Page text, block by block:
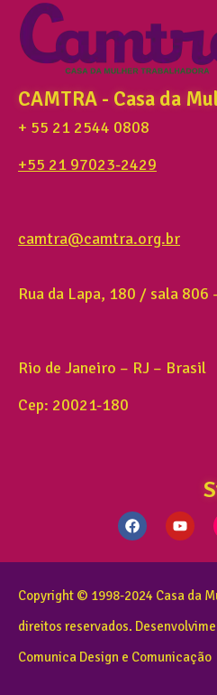
CAMTRA - Casa da
+ 55 21 2544 0808
+55 21 97023-2429
camtra@camtra.org.br
Rua da Lapa, 180 / sala 806
Rio de Janeiro – RJ – Brasil
Cep: 20021-180
Copyright © 1998-2024 Casa da
direitos reservados.
Comunica Design e Comunicação